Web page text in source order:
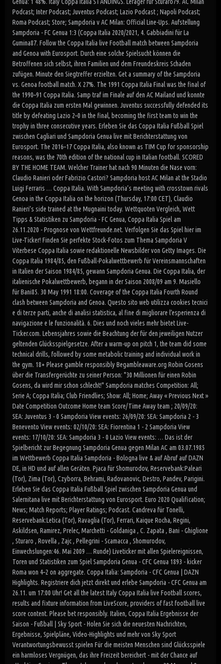
Genua: 1 48%. Italy Coppa Italia STANDINGS. Lerager für Sturaro79. AC Milan
Podcast; Inter Podcast; Juventus Podcast; Lazio Podcast ; Napoli Podcast;
Roma Podcast; Store; Sampdoria v AC Milan: Official Line-Ups. Aufstellung
Sampdoria - FC Genua 1:3 (Coppa Italia 2020/2021, 4. Gabbiadini für La
Gumina87. Follow the Coppa Italia live Football match between Sampdoria
and Genoa with Eurosport. Durch eine solche Spielsucht können die
Betroffenen sich selbst, ihren Familien und dem Freundeskreis Schaden
zufügen. Minute den Siegtreffer erzielten. Get a summary of the Sampdoria
vs. Genoa football match. X 27%. The 1991 Coppa Italia Final was the final of
the 1990–91 Coppa Italia. Samp traf im Finale auf den AC Mailand und konnte
die Coppa Italia zum ersten Mal gewinnen. Juventus successfully defended its
title by defeating Lazio 2–0 in the final, becoming the first team to win the
trophy in three consecutive years. Erleben Sie das Coppa Italia Fußball Spiel
zwischen Cagliari und Sampdoria Genua live mit Berichterstattung von
Eurosport. The 2016–17 Coppa Italia, also known as TIM Cup for sponsorship
reasons, was the 70th edition of the national cup in Italian football. SCORED
BY THE HOME TEAM. Welcher Trainer hat nach 90 Minuten die Nase vorn:
Claudio Ranieri oder Fabrizio Castori? Sampdoria host AC Milan at the Stadio
Luigi Ferraris … Coppa Italia. With Sampdoria’s meeting with crosstown rivals
Genoa in the Coppa Italia on the horizon (Thursday, 17:00 CET), Claudio
Ranieri’s side trained at the Mugnaini today. Wettquoten Vergleich, Wett
Tipps & Statistiken zu Sampdoria - FC Genua, Coppa Italia Spiel am
26.11.2020 - Prognose von Wettfreunde.net. Verfolgen Sie das Spiel hier im
Live-Ticker! Finden Sie perfekte Stock-Fotos zum Thema Sampdoria V
Viterbese Coppa Italia sowie redaktionelle Newsbilder von Getty Images. Die
Coppa Italia 1984/85, den Fußball-Pokalwettbewerb für Vereinsmannschaften
in Italien der Saison 1984/85, gewann Sampdoria Genua. Die Coppa Italia, der
italienische Pokalwettbewerb, begann in der Saison 2008/09 am 9. Masiello
für Bani85. 30 May 1991 18:00. Coverage of the Coppa Italia Fourth Round
clash between Sampdoria and Genoa. Questo sito web utilizza cookies tecnici
e di terze parti, anche di analisi statistica, al fine di migliorare l’esperienza di
navigazione e le funzionalità. 6. Dies und noch vieles mehr bietet Live-
Ticker.com. Lebensjahres sowie die Beachtung der für den jeweiligen Nutzer
geltenden Glücksspielgesetze. After a warm-up on pitch 1, the team did some
technical drills, followed by some metabolic training and individual work in
the gym. 18+ Please gamble responsibly Begambleaware.org Robin Gosens
über die Transfergerüchte zu seiner Person: "30 Millionen für einen Robin
Gosens, da wird mir schon schlecht!" Sampdoria matches Competition: All;
Serie A; Coppa Italia; Club Friendlies; Show: All; Home; Away « Previous Next »
Date Competition Outcome Home team Score/Time Away team ; 20/09/20:
SEA: Juventus 3 - 0 Sampdoria View events: 26/09/20: SEA: Sampdoria 2 - 3
Benevento View events: 02/10/20: SEA: Fiorentina 1 - 2 Sampdoria View
events: 17/10/20: SEA: Sampdoria 3 - 0 Lazio View events: … Das ist der
Spielbericht zur Begegnung Sampdoria Genua gegen Milan AC am 03.07.1985
im Wettbewerb Coppa Italia Sampdoria - Bologna live & auf Abruf auf DAZN
DE, in HD und auf allen Geräten. Pjaca für Shomurodov, Reservebank:Paleari
(Tor), Zima (Tor), Czyborra, Behrami, Radovanovic, Destro, Pandev, Parigini.
Erleben Sie das Coppa Italia Fußball Spiel zwischen Sampdoria Genua und
Salernitana live mit Berichterstattung von Eurosport. Euro 2020 Qualification;
News; Match Reports; Player Ratings; Podcast. Candreva für Tonelli,
Reservebank:Letica (Tor), Ravaglia (Tor), Ferrari, Kaique Rocha, Regini,
Askildsen, Ramirez, Prelec, Marchetti - Goldaniga , C. Zapata , Bani - Ghiglione
, Sturaro , Rovella , Zajc , Pellegrini - Scamacca , Shomurodov,
Einwechslungen:46. Mai 2009 … Runde) Liveticker mit allen Spielereignissen,
Toren und Statistiken zum Spiel Sampdoria Genua - CFC Genua 1893 - kicker
Roma won 4–2 on aggregate. Coppa Italia: Sampdoria - CFC Genua | DAZN
Highlights. Registriere dich jetzt direkt und erlebe Sampdoria - CFC Genua am
26.11. um 17:00 Uhr! Get all the latest Italy Coppa Italia live Football scores,
results and fixture information from LiveScore, providers of fast football live
score content. Please bet responsibly. Italien, Coppa Italia Ergebnisse der
Saison - Fußball | Sky Sport - Holen Sie sich die neuesten Nachrichten,
Ergebnisse, Spielpläne, Video-Highlights und mehr von Sky Sport
Verantwortungsbewusst spielen Für die meisten Menschen sind Glücksspiele
ein harmloses Vergnügen, das ihre Freizeit bereichert - mit der Chance auf